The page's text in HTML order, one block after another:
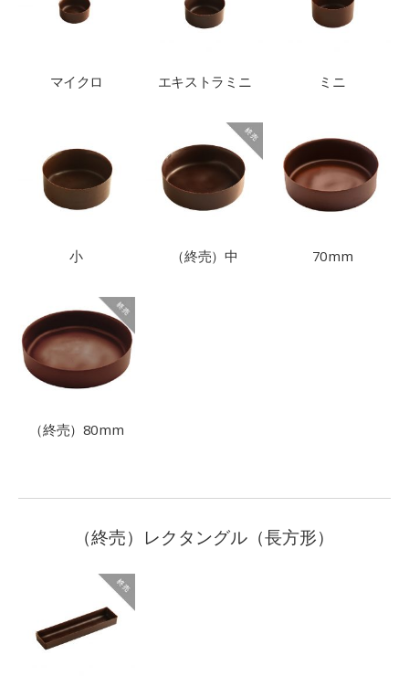
マイクロ エキストラミニ ミニ
小 （終売）中 70mm
（終売）80mm
（終売）レクタングル（長方形）